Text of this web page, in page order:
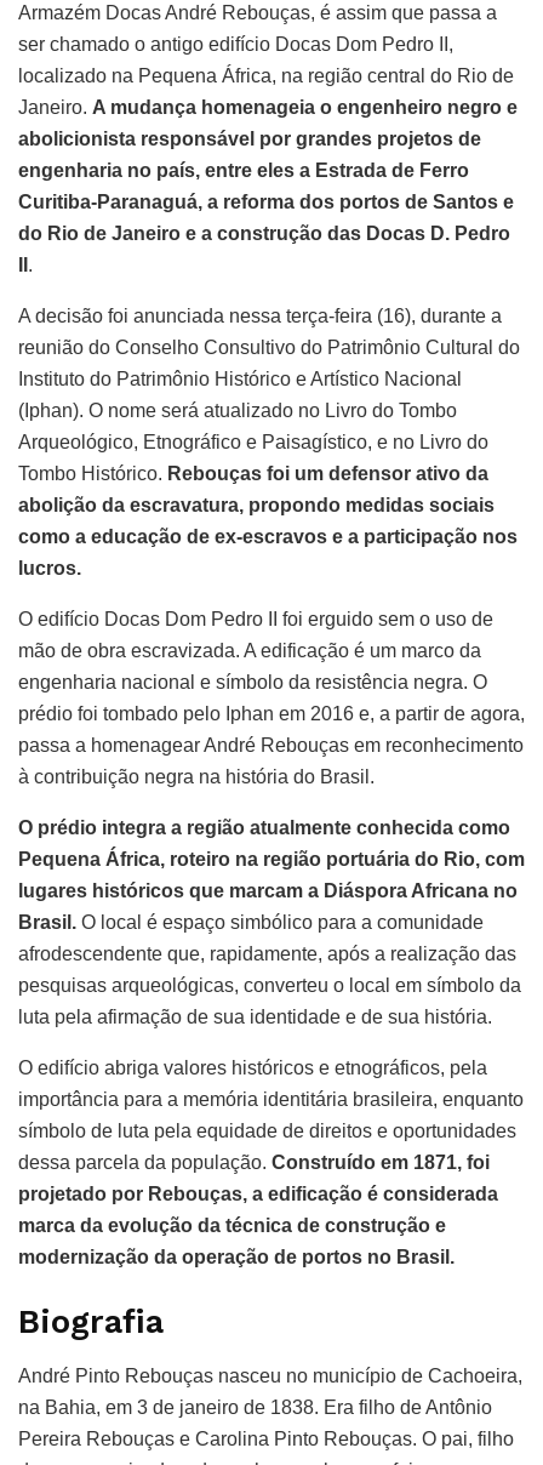
Armazém Docas André Rebouças, é assim que passa a
ser chamado o antigo edifício Docas Dom Pedro II,
localizado na Pequena África, na região central do Rio de
Janeiro. A mudança homenageia o engenheiro negro e
abolicionista responsável por grandes projetos de
engenharia no país, entre eles a Estrada de Ferro
Curitiba-Paranaguá, a reforma dos portos de Santos e
do Rio de Janeiro e a construção das Docas D. Pedro
.
A decisão foi anunciada nessa terça-feira (16), durante a
reunião do Conselho Consultivo do Patrimônio Cultural do
Instituto do Patrimônio Histórico e Artístico Nacional
(Iphan). O nome será atualizado no Livro do Tombo
Arqueológico, Etnográfico e Paisagístico, e no Livro do
Tombo Histórico. Rebouças foi um defensor ativo da
abolição da escravatura, propondo medidas sociais
como a educação de ex-escravos e a participação nos
lucros.
O edifício Docas Dom Pedro II foi erguido sem o uso de
mão de obra escravizada. A edificação é um marco da
engenharia nacional e símbolo da resistência negra. O
prédio foi tombado pelo Iphan em 2016 e, a partir de agora,
passa a homenagear André Rebouças em reconhecimento
à contribuição negra na história do Brasil.
O prédio integra a região atualmente conhecida como
Pequena África, roteiro na região portuária do Rio, com
lugares históricos que marcam a Diáspora Africana no
Brasil. O local é espaço simbólico para a comunidade
afrodescendente que, rapidamente, após a realização das
pesquisas arqueológicas, converteu o local em símbolo da
luta pela afirmação de sua identidade e de sua história.
O edifício abriga valores históricos e etnográficos, pela
importância para a memória identitária brasileira, enquanto
símbolo de luta pela equidade de direitos e oportunidades
dessa parcela da população. Construído em 1871, foi
projetado por Rebouças, a edificação é considerada
marca da evolução da técnica de construção e
modernização da operação de portos no Brasil.
Biografia
André Pinto Rebouças nasceu no município de Cachoeira,
na Bahia, em 3 de janeiro de 1838. Era filho de Antônio
Pereira Rebouças e Carolina Pinto Rebouças. O pai, filho